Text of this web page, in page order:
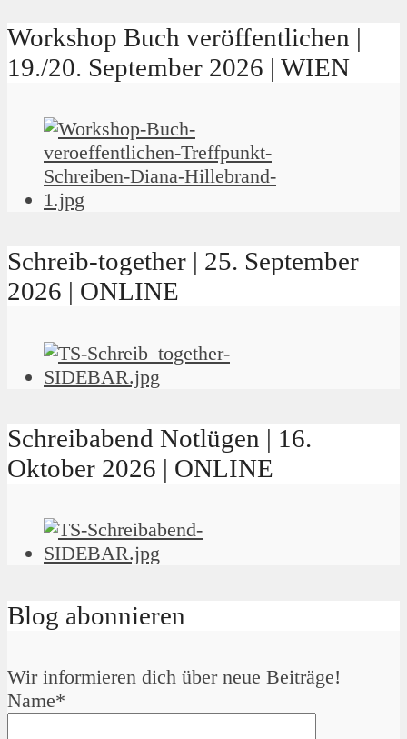
Workshop Buch veröffentlichen |
19./20. September 2026 | WIEN
Schreib-together | 25. September
2026 | ONLINE
Schreibabend Notlügen | 16.
Oktober 2026 | ONLINE
Blog abonnieren
Wir informieren dich über neue Beiträge!
Name*